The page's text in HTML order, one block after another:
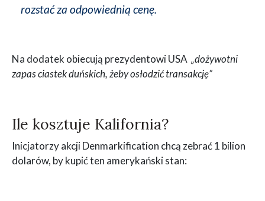
rozstać za odpowiednią cenę.
Na dodatek obiecują prezydentowi USA „dożywotni
zapas ciastek duńskich, żeby osłodzić transakcję”
Ile kosztuje Kalifornia?
Inicjatorzy akcji Denmarkification chcą zebrać 1 bilion
dolarów, by kupić ten amerykański stan: